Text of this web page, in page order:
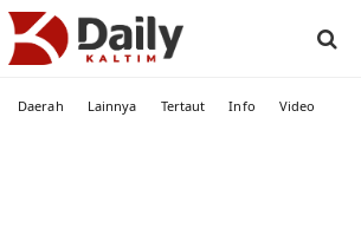
Daerah Lainnya Tertaut Info Video